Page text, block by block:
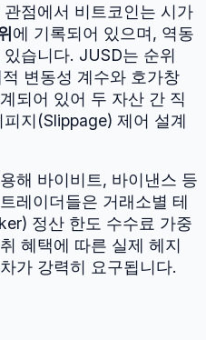
점에서 비트코인는 시가
에 기록되어 있으며, 역동
습니다. JUSD는 순위
변동성 계수와 호가창
되어 있어 두 자산 간 직
지(Slippage) 제어 설계
해 바이비트, 바이낸스 등
레이더들은 거래소별 테
정산 한도 수수료 가중
혜택에 따른 실제 헤지
가 강력히 요구됩니다.